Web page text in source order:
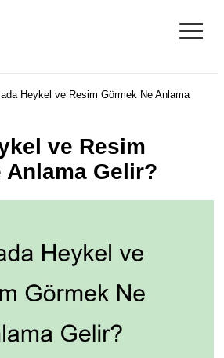
≡
Heykel ve Resim Görmek Ne Anlama
ve Resim
Anlama Gelir?